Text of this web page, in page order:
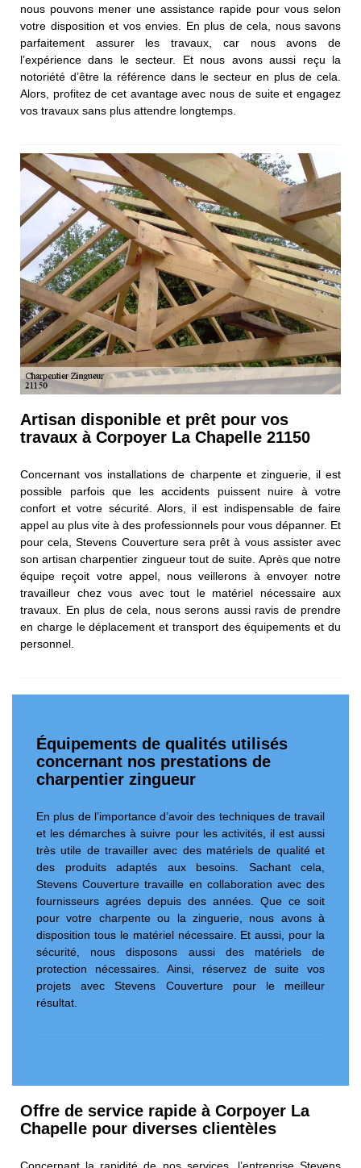
nous pouvons mener une assistance rapide pour vous selon
votre disposition et vos envies. En plus de cela, nous savons
parfaitement assurer les travaux, car nous avons de
l’expérience dans le secteur. Et nous avons aussi reçu la
notoriété d’être la référence dans le secteur en plus de cela.
Alors, profitez de cet avantage avec nous de suite et engagez
vos travaux sans plus attendre longtemps.
Artisan disponible et prêt pour vos
travaux à Corpoyer La Chapelle 21150
Concernant vos installations de charpente et zinguerie, il est
possible parfois que les accidents puissent nuire à votre
confort et votre sécurité. Alors, il est indispensable de faire
appel au plus vite à des professionnels pour vous dépanner. Et
pour cela, Stevens Couverture sera prêt à vous assister avec
son artisan charpentier zingueur tout de suite. Après que notre
équipe reçoit votre appel, nous veillerons à envoyer notre
travailleur chez vous avec tout le matériel nécessaire aux
travaux. En plus de cela, nous serons aussi ravis de prendre
en charge le déplacement et transport des équipements et du
personnel.
Équipements de qualités utilisés
concernant nos prestations de
charpentier zingueur
En plus de l’importance d’avoir des techniques de travail
et les démarches à suivre pour les activités, il est aussi
très utile de travailler avec des matériels de qualité et
des produits adaptés aux besoins. Sachant cela,
Stevens Couverture travaille en collaboration avec des
fournisseurs agrées depuis des années. Que ce soit
pour votre charpente ou la zinguerie, nous avons à
disposition tous le matériel nécessaire. Et aussi, pour la
sécurité, nous disposons aussi des matériels de
protection nécessaires. Ainsi, réservez de suite vos
projets avec Stevens Couverture pour le meilleur
résultat.
Offre de service rapide à Corpoyer La
Chapelle pour diverses clientèles
Concernant la rapidité de nos services, l’entreprise Stevens